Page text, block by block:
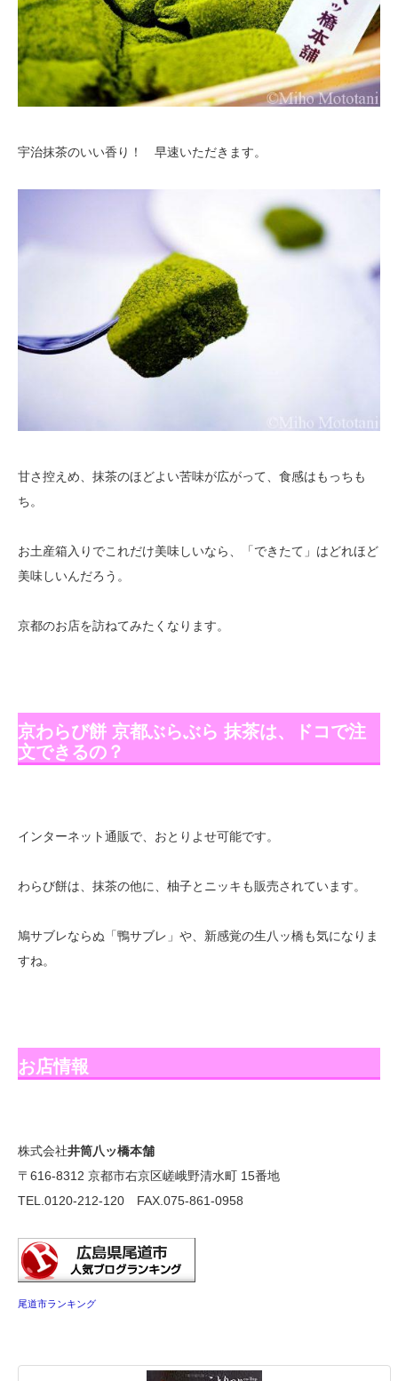
宇治抹茶のいい香り！ 早速いただきます。
甘さ控えめ、抹茶のほどよい苦味が広がって、食感はもっちも
ち。
お土産箱入りでこれだけ美味しいなら、「できたて」はどれほど
美味しいんだろう。
京都のお店を訪ねてみたくなります。
京わらび餅 京都ぶらぶら 抹茶は、ドコで注
文できるの？
インターネット通販で、おとりよせ可能です。
わらび餅は、抹茶の他に、柚子とニッキも販売されています。
鳩サブレならぬ「鴨サブレ」や、新感覚の生八ッ橋も気になりま
すね。
お店情報
株式会社井筒八ッ橋本舗
〒616-8312 京都市右京区嵯峨野清水町 15番地
TEL.0120-212-120 FAX.075-861-0958
尾道市ランキング